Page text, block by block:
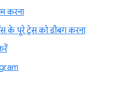
करना
के पूरे ट्रेस को डीबग करना